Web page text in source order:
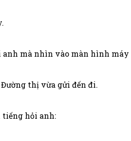
mà nhìn vào màn hình
Đường thị vừa gửi đến đi.
tiếng hỏi anh: